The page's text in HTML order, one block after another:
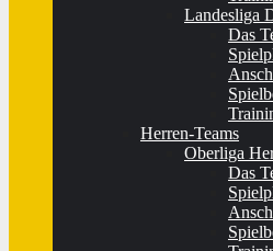
Landesliga
Das
Herren-Teams
Oberliga
Das